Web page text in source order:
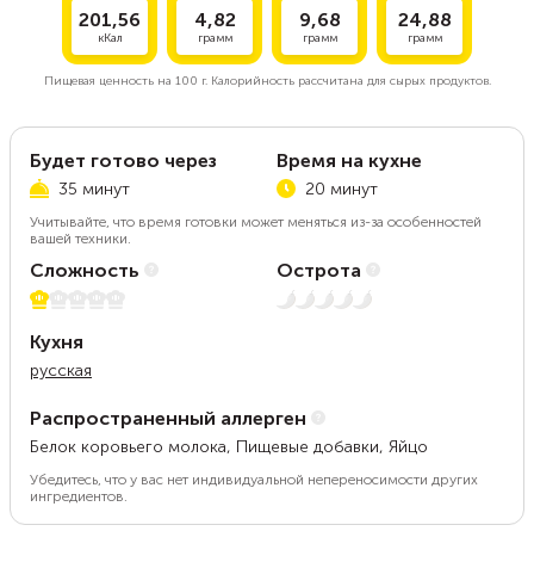
201,56
кКал
4,82
грамм
9,68
грамм
24,88
грамм
Пищевая ценность на 100 г.Калорийность рассчитана для сырых продуктов.
Будет готово через
35 минут
Время на кухне
20 минут
Учитывайте, что время готовки может меняться из-за особенностей
вашей техники.
Сложность
1 из 5
Острота
Нет остроты
Кухня
русская
Распространенный аллерген
Белок коровьего молока, Пищевые добавки, Яйцо
Убедитесь, что у вас нет индивидуальной непереносимости других
ингредиентов.